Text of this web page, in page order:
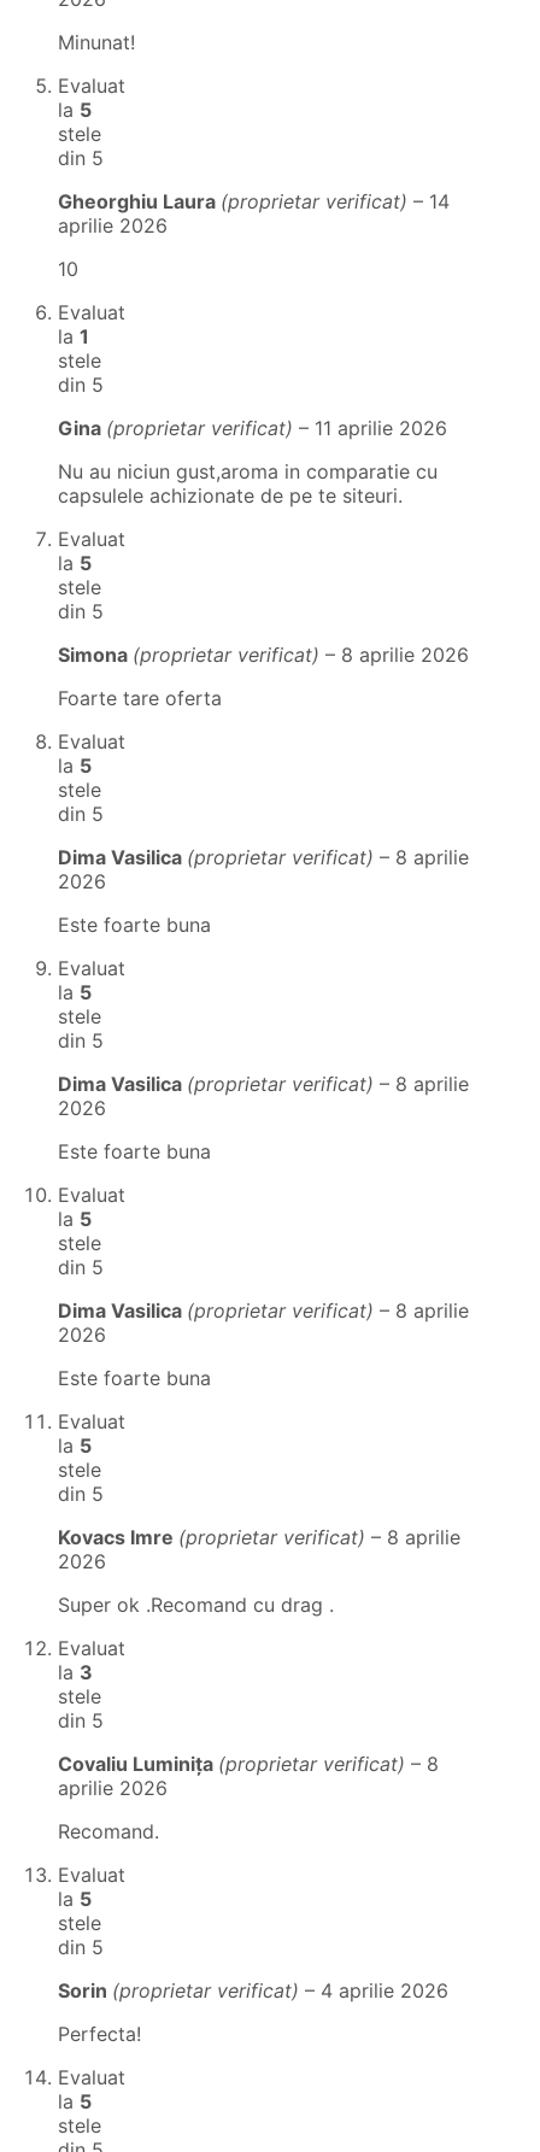
Minunat!
Evaluat
la 5
stele
din 5
Gheorghiu Laura (proprietar verificat) – 14
aprilie 2026
10
Evaluat
la 1
stele
din 5
Gina (proprietar verificat) – 11 aprilie 2026
Nu au niciun gust,aroma in comparatie cu
capsulele achizionate de pe te siteuri.
Evaluat
la 5
stele
din 5
Simona (proprietar verificat) – 8 aprilie 2026
Foarte tare oferta
Evaluat
la 5
stele
din 5
Dima Vasilica (proprietar verificat) – 8 aprilie
2026
Este foarte buna
Evaluat
la 5
stele
din 5
Dima Vasilica (proprietar verificat) – 8 aprilie
2026
Este foarte buna
Evaluat
la 5
stele
din 5
Dima Vasilica (proprietar verificat) – 8 aprilie
2026
Este foarte buna
Evaluat
la 5
stele
din 5
Kovacs Imre (proprietar verificat) – 8 aprilie
2026
Super ok .Recomand cu drag .
Evaluat
la 3
stele
din 5
Covaliu Luminița (proprietar verificat) – 8
aprilie 2026
Recomand.
Evaluat
la 5
stele
din 5
Sorin (proprietar verificat) – 4 aprilie 2026
Perfecta!
Evaluat
la 5
stele